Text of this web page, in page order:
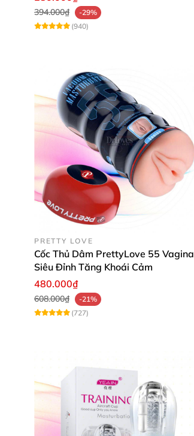
394.000₫
-29%
(940)
PRETTY LOVE
Cốc Thủ Dâm PrettyLove 55 Vagina
Siêu Đỉnh Tăng Khoái Cảm
480.000₫
608.000₫
-21%
(727)